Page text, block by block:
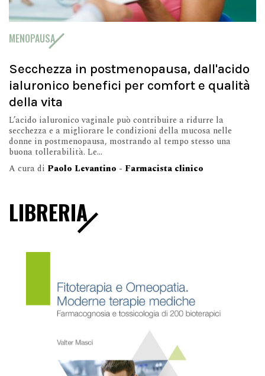
MENOPAUSA
Secchezza in postmenopausa, dall'acido
ialuronico benefici per comfort e qualità
della vita
L’acido ialuronico vaginale può contribuire a ridurre la
secchezza e a migliorare le condizioni della mucosa nelle
donne in postmenopausa, mostrando al tempo stesso una
buona tollerabilità. Le...
A cura di Paolo Levantino - Farmacista clinico
LIBRERIA